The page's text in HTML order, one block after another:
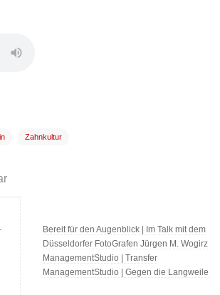
Zahnkultur
Bereit für den Augenblick | Im Talk mit dem
Düsseldorfer FotoGrafen Jürgen M. Wogirz
ManagementStudio | Transfer
ManagementStudio | Gegen die Langweile